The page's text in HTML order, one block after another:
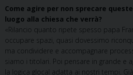
Come agire per non sprecare
luogo alla chiesa che verrà?
«Rilancio quanto ripete spesso papa
occupare spazi, quasi dovessimo
ma condividere e accompagnare
siamo i titolari. Poi pensare in grande e
la logica glocal adatta ai nostri tempi.